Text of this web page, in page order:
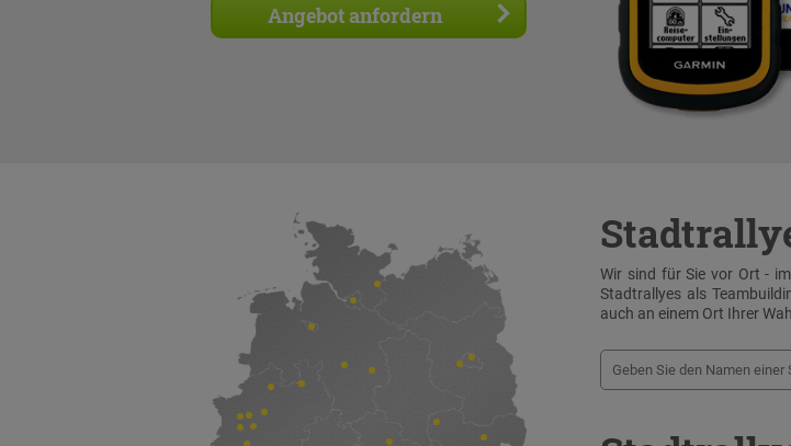
Angebot anfordern
Wir sind für Sie vor Ort -
Stadtrallyes als
auch an einem Ort Ihrer